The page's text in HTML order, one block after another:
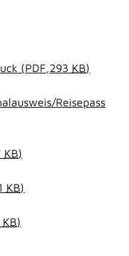
(PDF,293 KB)
Reisepass
KB)
KB)
KB)